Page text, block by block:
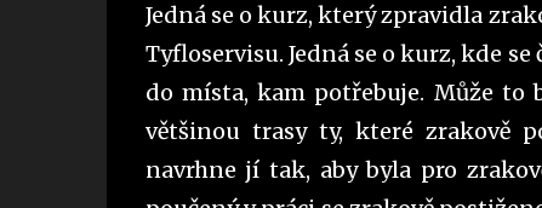
Jedná se o kurz, který zpravidla
Tyfloservisu. Jedná se o kurz, kde
do místa, kam potřebuje. Může to
většinou trasy ty, které zrakově
navrhne jí tak, aby byla pro